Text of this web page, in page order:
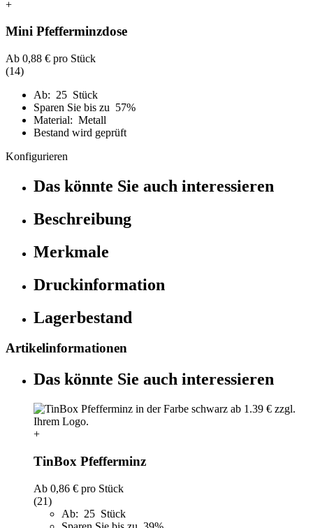
+
Mini Pfefferminzdose
Ab 0,88 € pro Stück
(14)
Ab: 25 Stück
Sparen Sie bis zu 57%
Material: Metall
Bestand wird geprüft
Konfigurieren
Das könnte Sie auch interessieren
Beschreibung
Merkmale
Druckinformation
Lagerbestand
Artikelinformationen
Das könnte Sie auch interessieren
+
TinBox Pfefferminz
Ab 0,86 € pro Stück
(21)
Ab: 25 Stück